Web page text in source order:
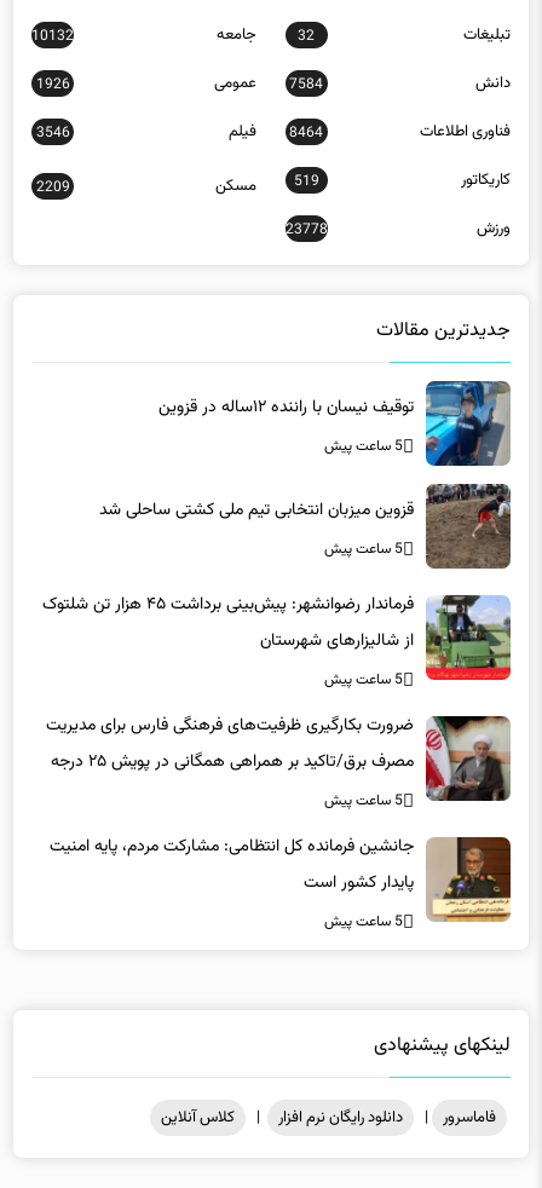
تبلیغات 32 جامعه 10132
دانش 7584 عمومی 1926
فناوری اطلاعات 8464 فیلم 3546
کاریکاتور 519 مسکن 2209
ورزش 23778
جدیدترین مقالات
توقیف نیسان با راننده ۱۲ساله در قزوین
5 ساعت پیش
قزوین میزبان انتخابی تیم ملی کشتی ساحلی شد
5 ساعت پیش
فرماندار رضوانشهر: پیش‌بینی برداشت ۴۵ هزار تن شلتوک
از شالیزارهای شهرستان
5 ساعت پیش
ضرورت بکارگیری ظرفیت‌های فرهنگی فارس برای مدیریت
مصرف برق/تاکید بر همراهی همگانی در پویش ۲۵ درجه
5 ساعت پیش
جانشین فرمانده کل انتظامی: مشارکت مردم، پایه امنیت
پایدار کشور است
5 ساعت پیش
لینکهای پیشنهادی
فاماسرور | دانلود رایگان نرم افزار | کلاس آنلاین